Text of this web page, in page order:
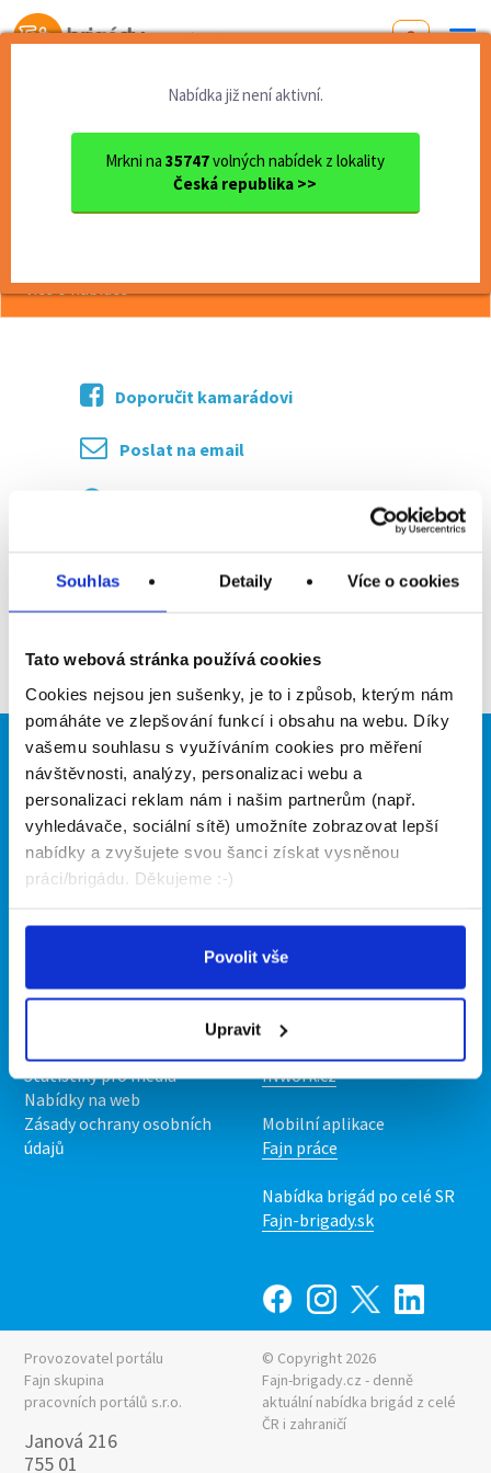
Souhlas Detaily Více o cookies
Tato webová stránka používá cookies
Cookies nejsou jen sušenky, je to i způsob, kterým nám
pomáháte ve zlepšování funkcí i obsahu na webu. Díky
vašemu souhlasu s využíváním cookies pro měření
návštěvnosti, analýzy, personalizaci webu a
personalizaci reklam nám i našim partnerům (např.
vyhledávače, sociální sítě) umožníte zobrazovat lepší
nabídky a zvyšujete svou šanci získat vysněnou
práci/brigádu. Děkujeme :-)
Povolit vše
Upravit
Od první brigády
Nabídka již není aktivní.
Mrkni na35747volných nabídek z lokality
Česká republika >>
Olomoucký kraj
Olomouc
Strojírenský dělník Hlubočky
Strojírenský dělník Hlubočky
více o nabídce >>
Doporučit kamarádovi
Poslat na email
Brigádníci
Články
Hledané brigády
Firmy
Vložit inzerát
Ceník
Propagace
O portálu
O nás
Statistiky pro média
Nabídky na web
Zásady ochrany osobních
údajů
Naše další projekty
Fajn brigády
INwork.cz
Mobilní aplikace
Fajn práce
Nabídka brigád po celé SR
Fajn-brigady.sk
Provozovatel portálu
Fajn skupina
pracovních portálů s.r.o.
Janová 216
755 01
© Copyright 2026
Fajn-brigady.cz - denně
aktuální nabídka brigád z celé
ČR i zahraničí